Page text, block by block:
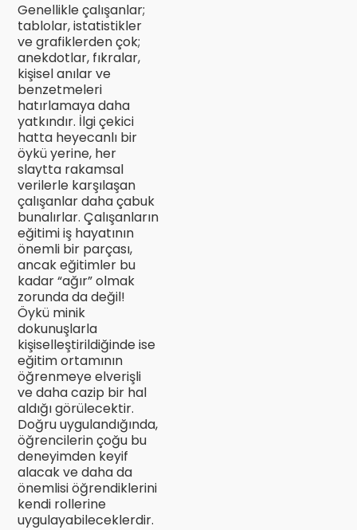
Genellikle çalışanlar;
tablolar, istatistikler
ve grafiklerden çok;
anekdotlar, fıkralar,
kişisel anılar ve
benzetmeleri
hatırlamaya daha
yatkındır. İlgi çekici
hatta heyecanlı bir
öykü yerine, her
slaytta rakamsal
verilerle karşılaşan
çalışanlar daha çabuk
bunalırlar. Çalışanların
eğitimi iş hayatının
önemli bir parçası,
ancak eğitimler bu
kadar “ağır” olmak
zorunda da değil!
Öykü minik
dokunuşlarla
kişiselleştirildiğinde ise
eğitim ortamının
öğrenmeye elverişli
ve daha cazip bir hal
aldığı görülecektir.
Doğru uygulandığında,
öğrencilerin çoğu bu
deneyimden keyif
alacak ve daha da
önemlisi öğrendiklerini
kendi rollerine
uygulayabileceklerdir.